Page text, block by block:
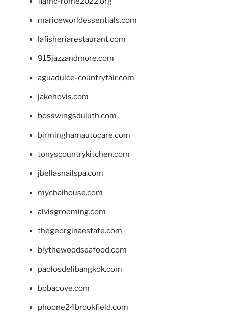
mariceworldessentials.com
lafisheriarestaurant.com
915jazzandmore.com
aguadulce-countryfair.com
jakehovis.com
bosswingsduluth.com
birminghamautocare.com
tonyscountrykitchen.com
jbellasnailspa.com
mychaihouse.com
alvisgrooming.com
thegeorginaestate.com
blythewoodseafood.com
paolosdelibangkok.com
bobacove.com
phoone24brookfield.com